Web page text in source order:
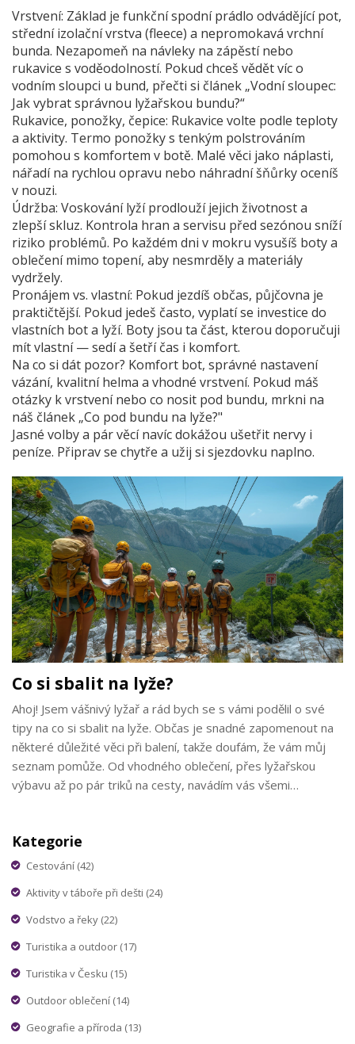
Vrstvení: Základ je funkční spodní prádlo odvádějící pot,
střední izolační vrstva (fleece) a nepromokavá vrchní
bunda. Nezapomeň na návleky na zápěstí nebo
rukavice s voděodolností. Pokud chceš vědět víc o
vodním sloupci u bund, přečti si článek „Vodní sloupec:
Jak vybrat správnou lyžařskou bundu?“
Rukavice, ponožky, čepice: Rukavice volte podle teploty
a aktivity. Termo ponožky s tenkým polstrováním
pomohou s komfortem v botě. Malé věci jako náplasti,
nářadí na rychlou opravu nebo náhradní šňůrky oceníš
v nouzi.
Údržba: Voskování lyží prodlouží jejich životnost a
zlepší skluz. Kontrola hran a servisu před sezónou sníží
riziko problémů. Po každém dni v mokru vysušíš boty a
oblečení mimo topení, aby nesmrděly a materiály
vydržely.
Pronájem vs. vlastní: Pokud jezdíš občas, půjčovna je
praktičtější. Pokud jedeš často, vyplatí se investice do
vlastních bot a lyží. Boty jsou ta část, kterou doporučuji
mít vlastní — sedí a šetří čas i komfort.
Na co si dát pozor? Komfort bot, správné nastavení
vázání, kvalitní helma a vhodné vrstvení. Pokud máš
otázky k vrstvení nebo co nosit pod bundu, mrkni na
náš článek „Co pod bundu na lyže?"
Jasné volby a pár věcí navíc dokážou ušetřit nervy i
peníze. Připrav se chytře a užij si sjezdovku naplno.
Co si sbalit na lyže?
Ahoj! Jsem vášnivý lyžař a rád bych se s vámi podělil o své
tipy na co si sbalit na lyže. Občas je snadné zapomenout na
některé důležité věci při balení, takže doufám, že vám můj
seznam pomůže. Od vhodného oblečení, přes lyžařskou
výbavu až po pár triků na cesty, navádím vás všemi
Kategorie
Cestování (42)
Aktivity v táboře při dešti (24)
Vodstvo a řeky (22)
Turistika a outdoor (17)
Turistika v Česku (15)
Outdoor oblečení (14)
Geografie a příroda (13)